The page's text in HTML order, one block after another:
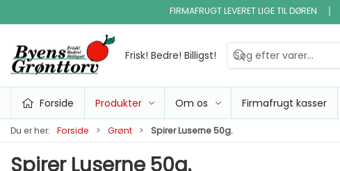
FIRMAFRUGT LEVERET LIGE TIL DØREN
Frisk! Bedre! Billigst!
Forside Produkter Om os Firmafrugt kasser
Du er her: Forside Grønt Spirer Luserne 50g.
Spirer Luserne 50g.